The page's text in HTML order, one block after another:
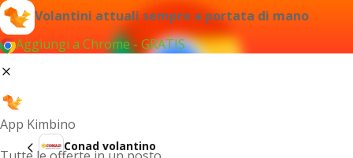
Volantini attuali sempre a portata di mano
Aggiungi a Chrome - GRATIS
App Kimbino
Conad volantino